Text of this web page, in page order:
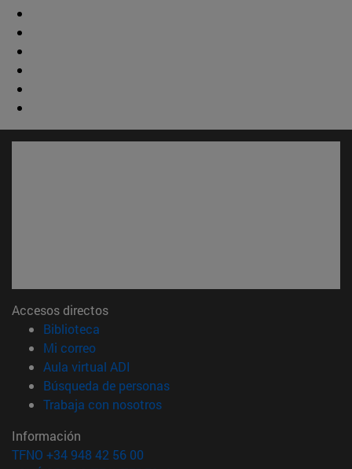
Accesos directos
Biblioteca
Mi correo(abre en nueva ventana)
Aula virtual ADI
Búsqueda de personas(abre en nueva ventana)
Trabaja con nosotros(abre en nueva ventana)
Información
TFNO +34 948 42 56 00